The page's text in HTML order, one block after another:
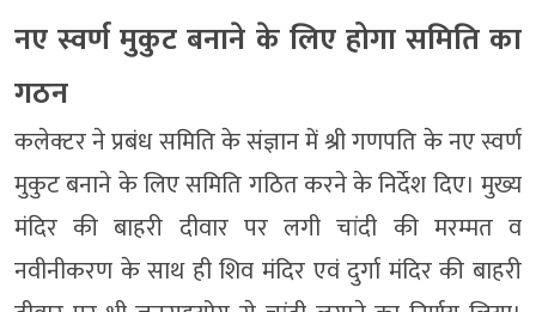
नए स्वर्ण मुकुट बनाने के लिए होगा समिति का
गठन
कलेक्टर ने प्रबंध समिति के संज्ञान में श्री गणपति के नए स्वर्ण
मुकुट बनाने के लिए समिति गठित करने के निर्देश दिए। मुख्य
मंदिर की बाहरी दीवार पर लगी चांदी की मरम्मत व
नवीनीकरण के साथ ही शिव मंदिर एवं दुर्गा मंदिर की बाहरी